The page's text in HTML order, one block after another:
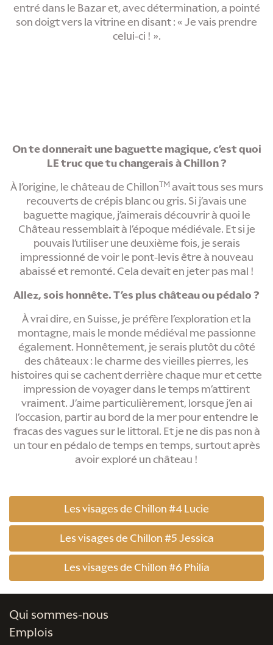
entré dans le Bazar et, avec détermination, a pointé
son doigt vers la vitrine en disant : « Je vais prendre
celui-ci ! ».
On te donnerait une baguette magique, c’est quoi
LE truc que tu changerais à Chillon ?
À l’origine, le château de ChillonTMavait tous ses murs
recouverts de crépis blanc ou gris. Si j’avais une
baguette magique, j’aimerais découvrir à quoi le
Château ressemblait à l’époque médiévale. Et si je
pouvais l’utiliser une deuxième fois, je serais
impressionné de voir le pont-levis être à nouveau
abaissé et remonté. Cela devait en jeter pas mal !
Allez, sois honnête. T’es plus château ou pédalo ?
À vrai dire, en Suisse, je préfère l’exploration et la
montagne, mais le monde médiéval me passionne
également. Honnêtement, je serais plutôt du côté
des châteaux : le charme des vieilles pierres, les
histoires qui se cachent derrière chaque mur et cette
impression de voyager dans le temps m’attirent
vraiment. J’aime particulièrement, lorsque j’en ai
l’occasion, partir au bord de la mer pour entendre le
fracas des vagues sur le littoral. Et je ne dis pas non à
un tour en pédalo de temps en temps, surtout après
avoir exploré un château !
Les visages de Chillon #4 Lucie
Les visages de Chillon #5 Jessica
Les visages de Chillon #6 Philia
Qui sommes-nous
Emplois